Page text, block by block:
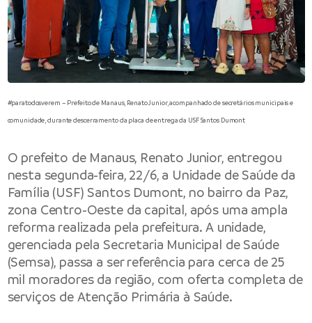
#paratodosverem – Prefeito de Manaus, Renato Junior, acompanhado de secretários municipais e
comunidade, durante descerramento da placa de entrega da USF Santos Dumont
O prefeito de Manaus, Renato Junior, entregou
nesta segunda-feira, 22/6, a Unidade de Saúde da
Família (USF) Santos Dumont, no bairro da Paz,
zona Centro-Oeste da capital, após uma ampla
reforma realizada pela prefeitura. A unidade,
gerenciada pela Secretaria Municipal de Saúde
(Semsa), passa a ser referência para cerca de 25
mil moradores da região, com oferta completa de
serviços de Atenção Primária à Saúde.